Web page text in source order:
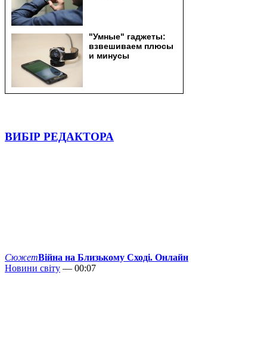
ВИБІР РЕДАКТОРА
СюжетВійна на Близькому Сході. Онлайн
Новини світу — 00:07